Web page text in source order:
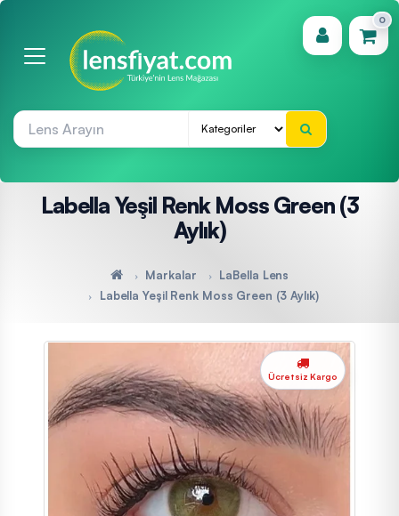
0
(0)
Labella Yeşil Renk Moss Green (3
Aylık)
Markalar
LaBella Lens
Labella Yeşil Renk Moss Green (3 Aylık)
Ücretsiz Kargo